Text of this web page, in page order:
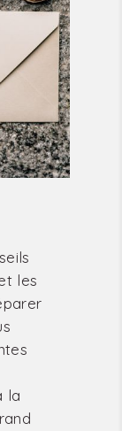
les
la